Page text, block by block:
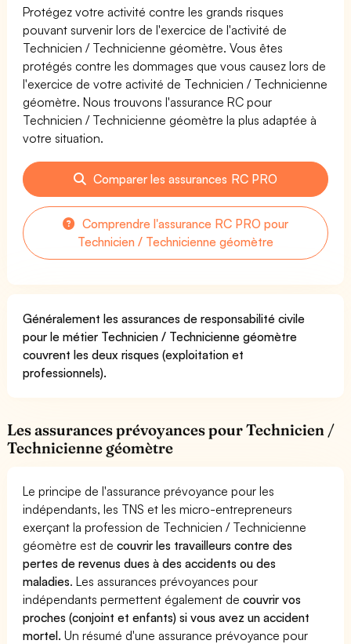
Protégez votre activité contre les grands risques
pouvant survenir lors de l'exercice de l'activité de
Technicien / Technicienne géomètre. Vous êtes
protégés contre les dommages que vous causez lors de
l'exercice de votre activité de Technicien / Technicienne
géomètre. Nous trouvons l'assurance RC pour
Technicien / Technicienne géomètre la plus adaptée à
votre situation.
Comparer les assurances RC PRO
Comprendre l'assurance RC PRO pour
Technicien / Technicienne géomètre
Généralement les assurances de responsabilité civile
pour le métier Technicien / Technicienne géomètre
couvrent les deux risques (exploitation et
professionnels).
Les assurances prévoyances pour Technicien /
Technicienne géomètre
Le principe de l'assurance prévoyance pour les
indépendants, les TNS et les micro-entrepreneurs
exerçant la profession de Technicien / Technicienne
géomètre est decouvrir les travailleurs contre des
pertes de revenus dues à des accidents ou des
maladies. Les assurances prévoyances pour
indépendants permettent également decouvrir vos
proches (conjoint et enfants) si vous avez un accident
mortel. Un résumé d'une assurance prévoyance pour